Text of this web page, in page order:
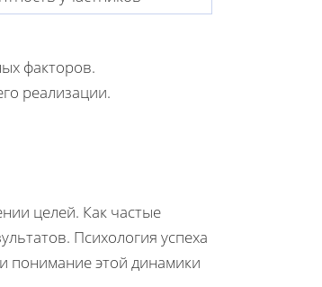
факторов.
реализации.
целей. Как частые
Психология успеха
понимание этой динамики